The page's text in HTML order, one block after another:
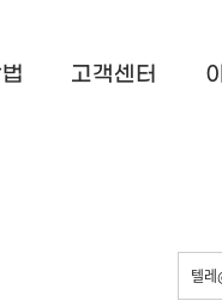
고객센터